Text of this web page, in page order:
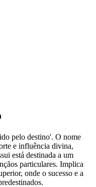
pelo destino'. O nome
e influência divina,
está destinada a um
particulares. Implica
onde o sucesso e a